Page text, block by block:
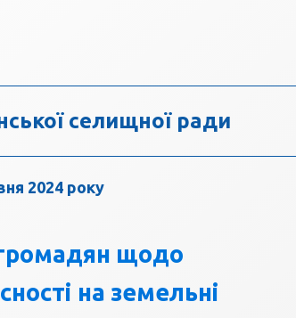
селищної ради
2024 року
щодо
на земельні